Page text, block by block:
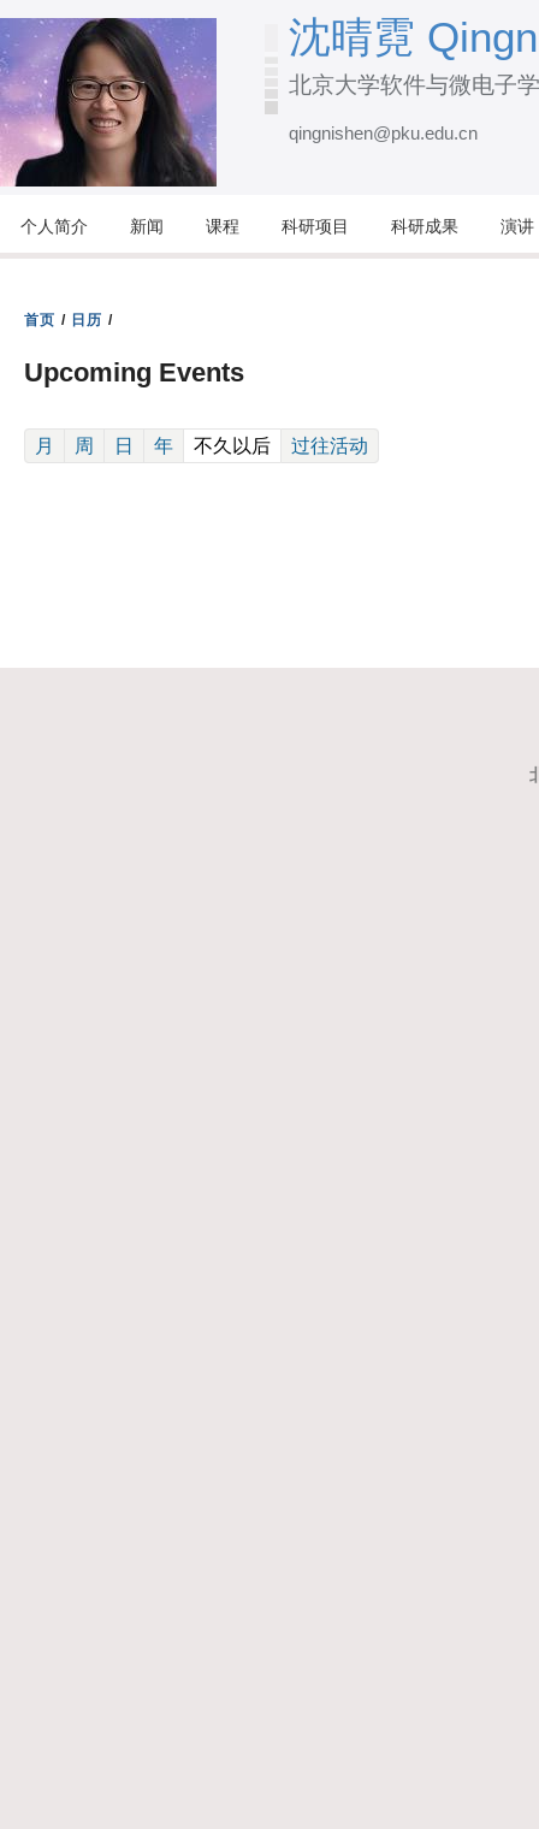
转
到
主
要
沈晴霓
北京大学软件与微电子
qingnishen@pku.edu.cn
个人简介 新闻 课程 科研项目 科研成果 演讲
首页 / 日历 /
Upcoming Events
月 周 日 年 不久以后(active tab)
过往活动